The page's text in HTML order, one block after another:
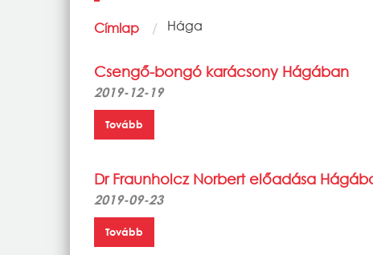
Morzsa
Címlap Current:
Hága
Csengő-bongó karácsony Hágában
2019-12-19
Tovább
Dr Fraunholcz Norbert előadása
2019-09-23
Tovább